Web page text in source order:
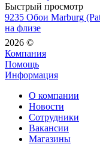
Быстрый просмотр
9235 Обои Marburg
на флизе
2026 ©
Компания
Помощь
Информация
О компании
Новости
Сотрудники
Вакансии
Магазины